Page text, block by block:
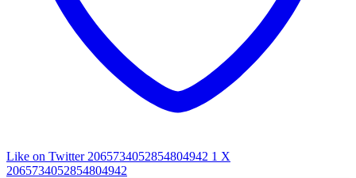
Like on Twitter 2065734052854804942 1 X
2065734052854804942